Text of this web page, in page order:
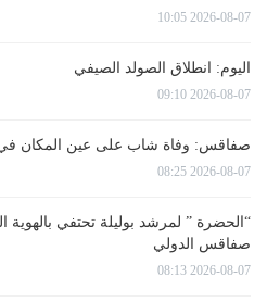
2026-08-07 10:05
اليوم: انطلاق الصولد الصيفي
2026-08-07 09:10
صفاقس: وفاة شاب على عين المكان
2026-08-07 08:25
“الحضرة ” لمرشد بوليلة تحتفي
صفاقس الدولي
2026-08-07 08:13